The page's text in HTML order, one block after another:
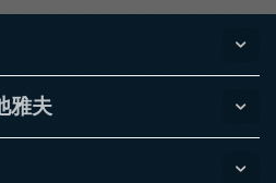
雅夫